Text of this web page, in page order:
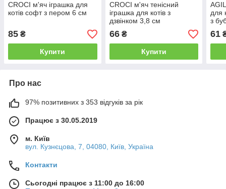
CROCI м'яч іграшка для
котів софт з пером 6 см
85 ₴
Купити
CROCI м'яч тенісний
іграшка для котів з
дзвінком 3,8 см
66₴
Купити
для
з
40
61
Про нас
97% позитивних з 353 відгуків за рік
Працює з 30.05.2019
м. Київ
вул. Кузнєцова, 7, 04080, Київ, Україна
Контакти
Сьогодні працює з 11:00 до 16:00